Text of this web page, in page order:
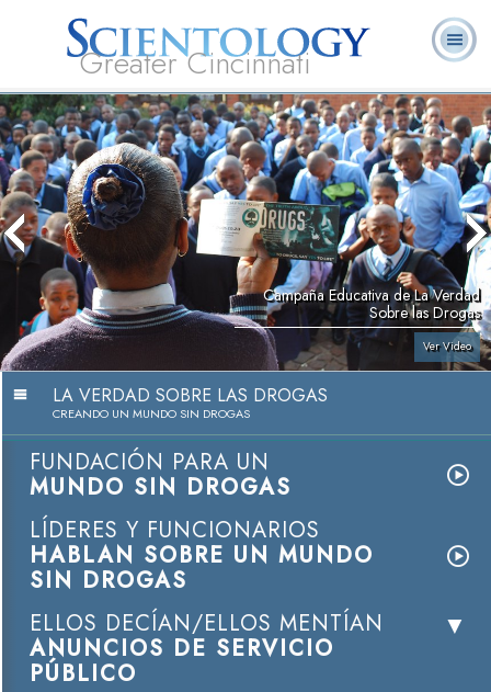
Greater Cincinnati
Acerca de
Nosotros
L. Ronald
Hubbard
¿Qué es
Scientology?
Ministros
Voluntarios
Preguntas
Frecuentes
Libros
Campaña Educativa de La Verdad
Sobre las Drogas
Ver Video
LA VERDAD SOBRE LAS DROGAS
CREANDO UN MUNDO SIN DROGAS
FUNDACIÓN PARA UN
MUNDO SIN DROGAS
LÍDERES Y FUNCIONARIOS
HABLAN SOBRE UN MUNDO
SIN DROGAS
ELLOS DECÍAN/ELLOS MENTÍAN
ANUNCIOS DE SERVICIO
PÚBLICO